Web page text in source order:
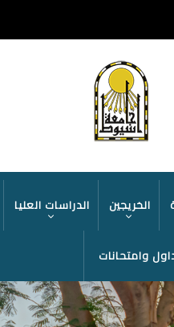
الخريجين الدراسات العليا
وامتحانات